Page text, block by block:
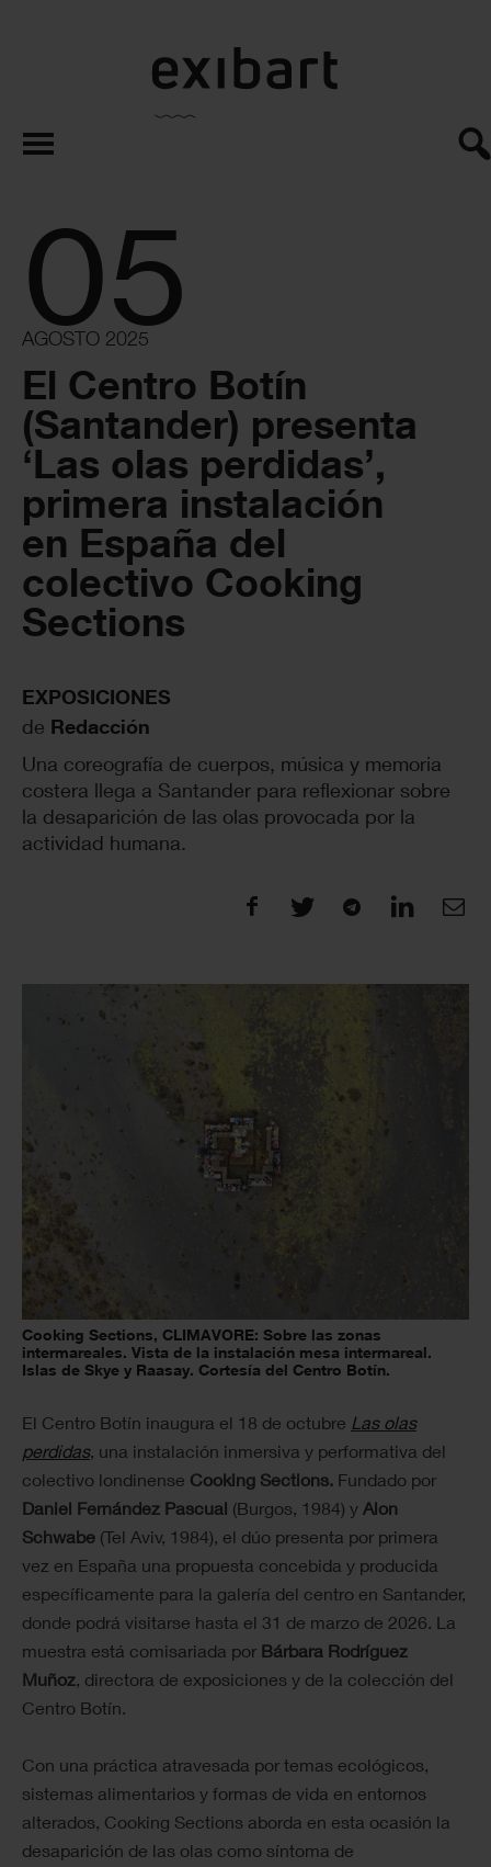
exibart.es
05
AGOSTO 2025
El Centro Botín
(Santander) presenta
‘Las olas perdidas’,
primera instalación
en España del
colectivo Cooking
Sections
EXPOSICIONES
de Redacción
Una coreografía de cuerpos, música y memoria
costera llega a Santander para reflexionar sobre
la desaparición de las olas provocada por la
actividad humana.
Cooking Sections, CLIMAVORE: Sobre las zonas
intermareales. Vista de la instalación mesa intermareal.
Islas de Skye y Raasay. Cortesía del Centro Botín.
El Centro Botín inaugura el 18 de octubre Las olas
perdidas, una instalación inmersiva y performativa del
colectivo londinense Cooking Sections. Fundado por
Daniel Fernández Pascual (Burgos, 1984) y Alon
Schwabe (Tel Aviv, 1984), el dúo presenta por primera
vez en España una propuesta concebida y producida
específicamente para la galería del centro en Santander,
donde podrá visitarse hasta el 31 de marzo de 2026. La
muestra está comisariada por Bárbara Rodríguez
Muñoz, directora de exposiciones y de la colección del
Centro Botín.
Con una práctica atravesada por temas ecológicos,
sistemas alimentarios y formas de vida en entornos
alterados, Cooking Sections aborda en esta ocasión la
desaparición de las olas como síntoma de